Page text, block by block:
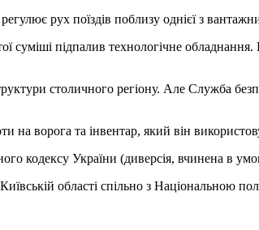
рух поїздів поблизу однієї з
підпалив технологічне
столичного регіону. Але Служба
ворога та інвентар, який він
кодексу України (диверсія, вчинена в
області спільно з Національною